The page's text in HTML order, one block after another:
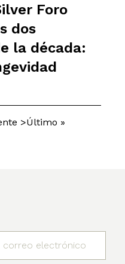
Foro
dos
la década:
>Última
Último »